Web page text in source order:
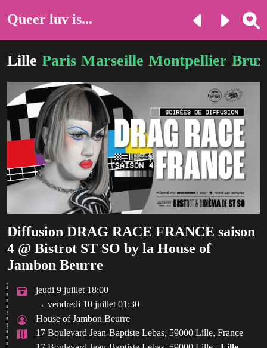
Queer luv is...
Lille Paris Marseille Montpellier
Diffusion DRAG RACE FRANCE saison
4 @ Bistrot ST SO by la House of
Jambon Beurre
jeudi 9 juillet 18:00
→ vendredi 10 juillet 01:30
House of Jambon Beurre
17 Boulevard Jean-Baptiste Lebas, 59000 Lille, France